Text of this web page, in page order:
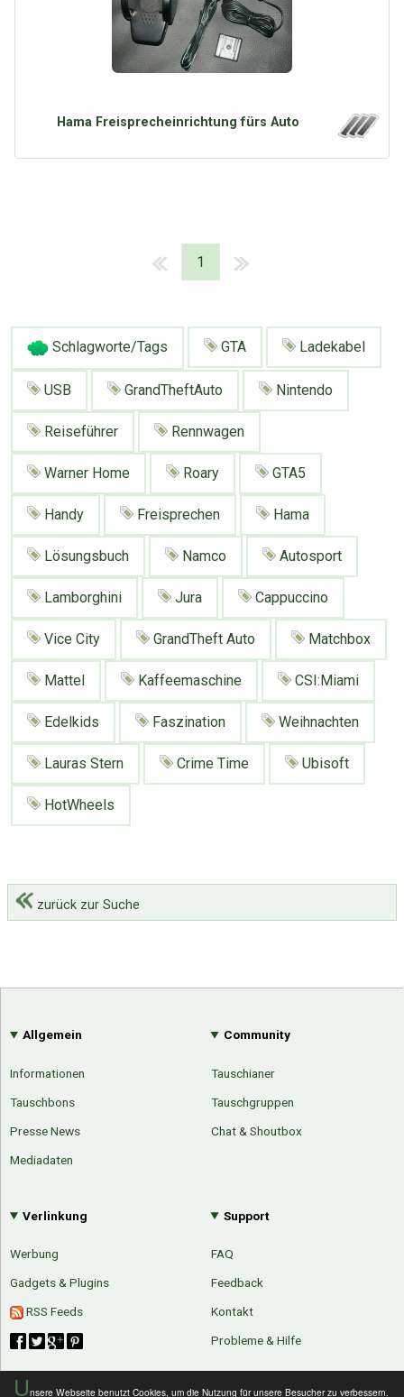
Unsere Webseite benutzt Cookies, um die Nutzung für unsere Besucher zu verbessern.
Hama Freisprecheinrichtung fürs Auto
1
Schlagworte/Tags GTA Ladekabel
USB GrandTheftAuto Nintendo
Reiseführer Rennwagen
Warner Home Roary GTA5
Handy Freisprechen Hama
Lösungsbuch Namco Autosport
Lamborghini Jura Cappuccino
Vice City GrandTheft Auto Matchbox
Mattel Kaffeemaschine CSI:Miami
Edelkids Faszination Weihnachten
Lauras Stern Crime Time Ubisoft
HotWheels
zurück zur Suche
Allgemein
Informationen
Tauschbons
Presse News
Mediadaten
Community
Tauschianer
Tauschgruppen
Chat & Shoutbox
Verlinkung
Werbung
Gadgets & Plugins
RSS Feeds
Support
FAQ
Feedback
Kontakt
Probleme & Hilfe